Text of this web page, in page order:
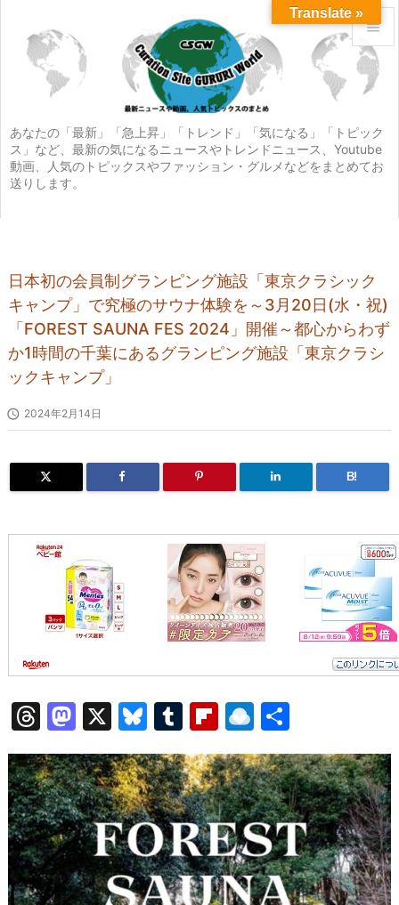
あなたの「最新」「急上昇」「トレンド」「気になる」「トピック
ス」など、最新の気になるニュースやトレンドニュース、Youtube
動画、人気のトピックスやファッション・グルメなどをまとめてお
送りします。


メニュ
サイド

前へ
日本初の会員制グランピング施設「東京クラシック
キャンプ」で究極のサウナ体験を～3月20日(水・祝)
「FOREST SAUNA FES 2024」開催～都心からわず
か1時間の千葉にあるグランピング施設「東京クラシ
ックキャンプ」
 2024年2月14日
B!
T
hr
e
a
d
s
M
a
st
o
d
o
n
X
Bl
u
e
s
k
y
T
u
m
bl
r
Fl
ip
b
o
ar
d
R
ai
n
dr
o
p.
io
有
Translate »